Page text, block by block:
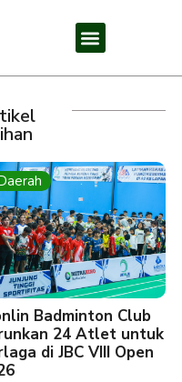
Badminton Club
24 Atlet untuk
di JBC VIII Open